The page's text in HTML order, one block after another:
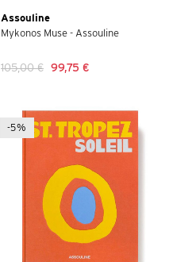
Assouline
Mykonos Muse - Assouline
105,00 € 99,75 €
-5%